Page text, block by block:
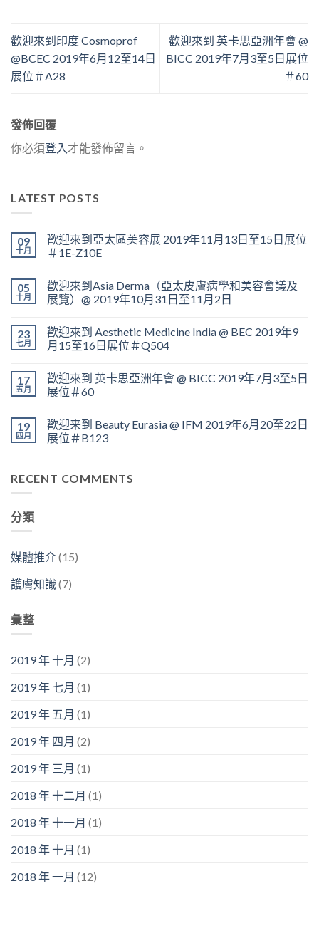
歡迎來到印度 Cosmoprof
@BCEC 2019年6月12至14日
展位＃A28
歡迎來到 英卡思亞洲年會 @
BICC 2019年7月3至5日展位
＃60
發佈回覆
你必須登入 才能發佈留言。
LATEST POSTS
09
十月
歡迎來到亞太區美容展 2019年11月13日至15日展位
＃1E-Z10E
05
十月
歡迎來到Asia Derma（亞太皮膚病學和美容會議及
展覽）@ 2019年10月31日至11月2日
23
七月
歡迎來到 Aesthetic Medicine India @ BEC 2019年9
月15至16日展位＃Q504
17
五月
歡迎來到 英卡思亞洲年會 @ BICC 2019年7月3至5日
展位＃60
19
四月
歡迎来到 Beauty Eurasia @ IFM 2019年6月20至22日
展位＃B123
RECENT COMMENTS
分類
媒體推介(15)
護膚知識(7)
彙整
2019 年 十月 (2)
2019 年 七月 (1)
2019 年 五月 (1)
2019 年 四月 (2)
2019 年 三月 (1)
2018 年 十二月 (1)
2018 年 十一月 (1)
2018 年 十月 (1)
2018 年 一月 (12)